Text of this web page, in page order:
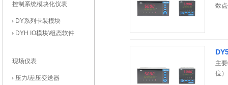
控制系统模块化仪表
DY系列卡装模块
DYH IO模块\组态软件
现场仪表
压力/差压变送器
数
主
位